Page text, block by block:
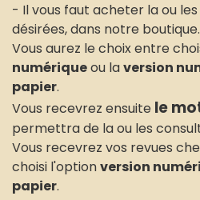
- Il vous faut acheter la ou
désirées, dans notre boutique.
Vous aurez le choix entre
numériqueou laversion
papier.
Vous recevrez ensuite le
permettra de la ou les
Vous recevrez vos revues
choisi l'optionversion
papier.